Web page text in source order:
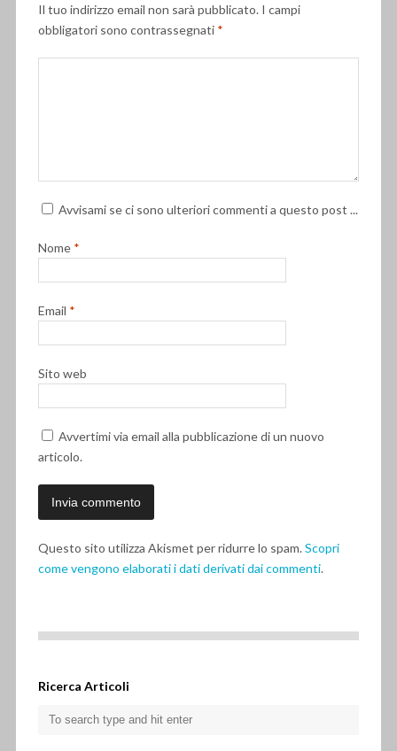
Il tuo indirizzo email non sarà pubblicato. I campi
obbligatori sono contrassegnati *
Avvisami se ci sono ulteriori commenti a questo post ...
Nome *
Email *
Sito web
Avvertimi via email alla pubblicazione di un nuovo
articolo.
Questo sito utilizza Akismet per ridurre lo spam.Scopri
come vengono elaborati i dati derivati dai commenti.
Ricerca Articoli